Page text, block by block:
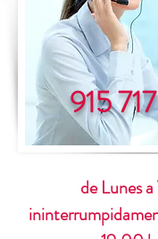
915
de Lunes